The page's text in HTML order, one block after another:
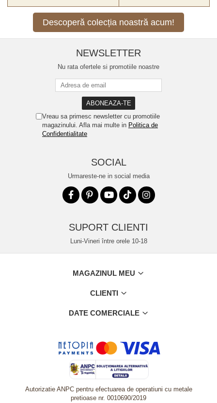
Descoperă colecția noastră acum!
NEWSLETTER
Nu rata ofertele si promotiile noastre
Vreau sa primesc newsletter cu promotiile
magazinului. Afla mai multe in Politica de
Confidentialitate
SOCIAL
Urmareste-ne in social media
SUPORT CLIENTI
Luni-Vineri între orele 10-18
MAGAZINUL MEU
CLIENTI
DATE COMERCIALE
Autorizatie ANPC pentru efectuarea de operatiuni cu metale
pretioase nr. 0010690/2019